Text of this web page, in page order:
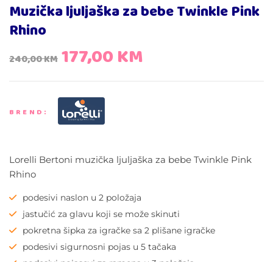
Muzička ljuljaška za bebe Twinkle Pink
Rhino
240,00KM 177,00KM
BREND:
Lorelli Bertoni muzička ljuljaška za bebe Twinkle Pink
Rhino
podesivi naslon u 2 položaja
jastučić za glavu koji se može skinuti
pokretna šipka za igračke sa 2 plišane igračke
podesivi sigurnosni pojas u 5 tačaka